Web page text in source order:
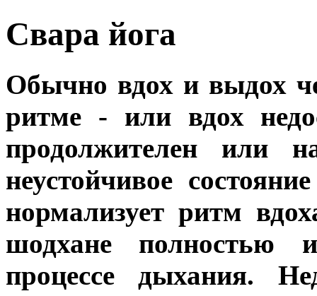
Свара йога
Обычно вдох и выдох
ритме - или вдох
продолжителен или
неустойчивое
нормализует ритм
шодхане полностью
процессе дыхания.